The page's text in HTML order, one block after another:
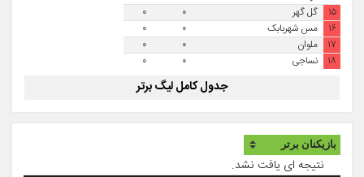
۱۵
گل گهر ۰
۰
۱۶
مس شهربابک ۰
۰
۱۷
ملوان ۰
۰
۱۸
نساجی ۰ ۰
جدول کامل لیگ برتر
نتیجه ای یافت نشد.